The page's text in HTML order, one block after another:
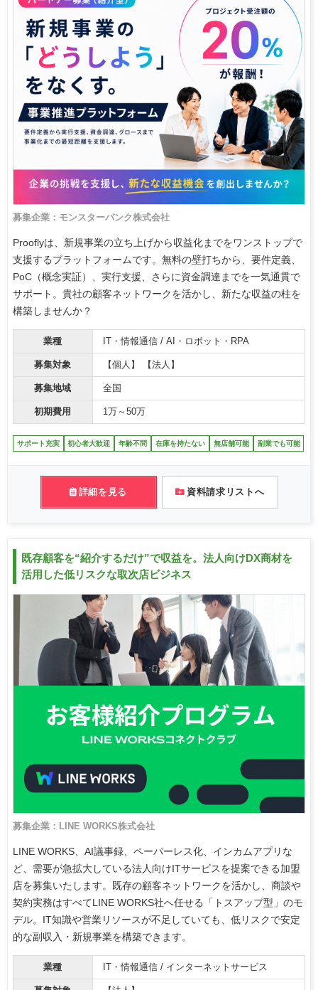
募集企業：モンスターバンク株式会社
Prooflyは、新規事業の立ち上げから収益化までをワンストップで
支援するプラットフォームです。無料の壁打ちから、要件定義、
PoC（概念実証）、実行支援、さらに資金調達までを一気通貫で
サポート。貴社の顧客ネットワークを活かし、新たな収益の柱を
構築しませんか？
業種 IT・情報通信 / AI・ロボット・RPA
募集対象 【個人】 【法人】
募集地域 全国
初期費用 1万～50万
サポート充実 初心者大歓迎 年齢不問 在庫を持たない 無店舗可能 副業でも可能
詳細を見る 資料請求リストへ
既存顧客を“紹介するだけ”で収益を。法人向けDX商材を
活用した低リスクな取次店ビジネス
募集企業：LINE WORKS株式会社
LINE WORKS、AI議事録、ペーパーレス化、インカムアプリな
ど、需要が急拡大している法人向けITサービスを提案できる加盟
店を募集いたします。既存の顧客ネットワークを活かし、商談や
契約実務はすべてLINE WORKS社へ任せる「トスアップ型」のモ
デル。IT知識や営業リソースが不足していても、低リスクで安定
的な副収入・新規事業を構築できます。
業種 IT・情報通信 / インターネットサービス